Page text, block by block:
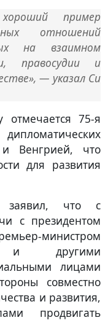
пример
отношений
на взаимном
правосудии и
— указал Си
75-я
Венгрией, что
для развития
заявил, что с
с президентом
министром
и другими
лицами
совместно
и развития,
продвигать